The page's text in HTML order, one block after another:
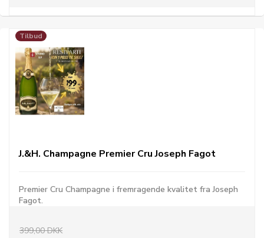
Tilbud
J.&H. Champagne Premier Cru Joseph Fagot
Premier Cru Champagne i fremragende kvalitet fra Joseph
Fagot.
399,00 DKK